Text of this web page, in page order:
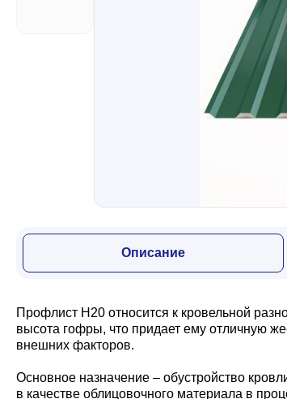
Профили для гипсокартона
Дача и сад
Другие товары
Описание
Профлист Н20 относится к кровельной
высота гофры, что придает ему отличную
внешних факторов.
Основное назначение – обустройство
в качестве облицовочного материала в